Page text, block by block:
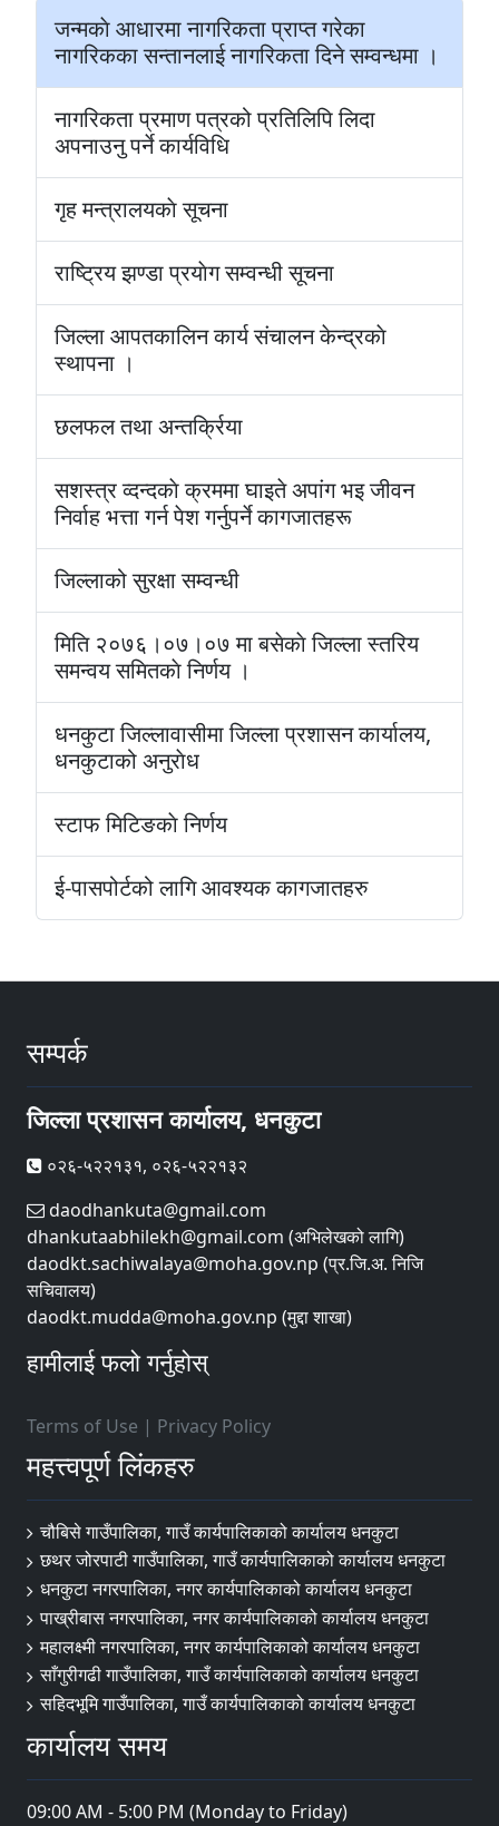
जन्मकाे आधारमा नागरिकता प्राप्त गरेका
नागरिकका सन्तानलाई नागरिकता दिने सम्वन्धमा ।
नागरिकता प्रमाण पत्रको प्रतिलिपि लिदा
अपनाउनु पर्ने कार्यविधि
गृह मन्त्रालयकाे सूचना
राष्ट्रिय झण्डा प्रयाेग सम्वन्धी सूचना
जिल्ला आपतकालिन कार्य संचालन केन्द्रकाे
स्थापना ।
छलफल तथा अन्तर्क्रिया
सशस्त्र व्दन्दकाे क्रममा घाइते अपांग भइ जीवन
निर्वाह भत्ता गर्न पेश गर्नुपर्ने कागजातहरू
जिल्लाको सुरक्षा सम्वन्धी
मिति २०७६।०७।०७ मा बसेकाे जिल्ला स्तरिय
समन्वय समितकाे निर्णय ।
धनकुटा जिल्लावासीमा जिल्ला प्रशासन कार्यालय,
धनकुटाको अनुराेध
स्टाफ मिटिङकाे निर्णय
ई-पासपोर्टको लागि आवश्यक कागजातहरु
सम्पर्क
जिल्ला प्रशासन कार्यालय, धनकुटा
०२६-५२२१३१, ०२६-५२२१३२
daodhankuta@gmail.com
dhankutaabhilekh@gmail.com (अभिलेखको लागि)
daodkt.sachiwalaya@moha.gov.np (प्र.जि.अ. निजि
सचिवालय)
daodkt.mudda@moha.gov.np (मुद्दा शाखा)
हामीलाई फलो गर्नुहोस्
Terms of Use | Privacy Policy
महत्त्वपूर्ण लिंकहरु
चौबिसे गाउँपालिका, गाउँ कार्यपालिकाको कार्यालय धनकुटा
छथर जोरपाटी गाउँपालिका, गाउँ कार्यपालिकाको कार्यालय धनकुटा
धनकुटा नगरपालिका, नगर कार्यपालिकाको कार्यालय धनकुटा
पाख्रीबास नगरपालिका, नगर कार्यपालिकाको कार्यालय धनकुटा
महालक्ष्मी नगरपालिका, नगर कार्यपालिकाको कार्यालय धनकुटा
साँगुरीगढी गाउँपालिका, गाउँ कार्यपालिकाको कार्यालय धनकुटा
सहिदभूमि गाउँपालिका, गाउँ कार्यपालिकाको कार्यालय धनकुटा
कार्यालय समय
09:00 AM - 5:00 PM (Monday to Friday)